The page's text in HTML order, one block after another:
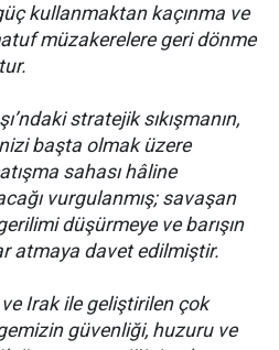
kullanmaktan kaçınma ve
müzakerelere geri dönme
stratejik sıkışmanın,
başta olmak üzere
sahası hâline
vurgulanmış; savaşan
düşürmeye ve barışın
atmaya davet edilmiştir.
ve Irak ile geliştirilen çok
güvenliği, huzuru ve